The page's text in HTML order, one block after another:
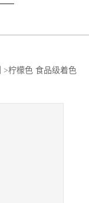
>柠檬色 食品级着色